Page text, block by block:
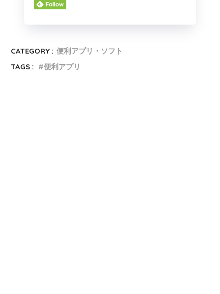
CATEGORY : 便利アプリ・ソフト
TAGS :
便利アプリ